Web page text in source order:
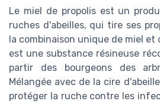
Le miel de propolis est un
ruches d'abeilles, qui tire ses
la combinaison unique de miel et
est une substance résineuse
partir des bourgeons des
Mélangée avec de la cire
protéger la ruche contre les